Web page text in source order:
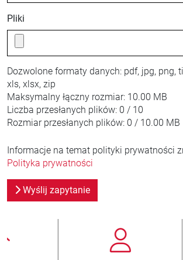
Pliki
Dozwolone formaty danych: pdf, jpg, png,
xls, xlsx, zip
Maksymalny łączny rozmiar: 10.00 MB
Liczba przesłanych plików: 0 / 10
Rozmiar przesłanych plików: 0 / 10.00 MB
Informacje na temat polityki prywatności
Polityka prywatności
Wyślij zapytanie